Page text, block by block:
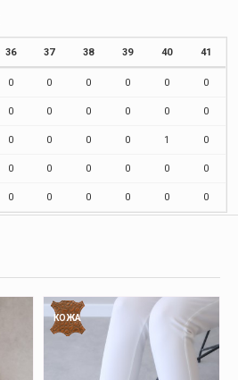
36 37 38 39 40 41
0 0 0 0 0 0
0 0 0 0 0 0
0 0 0 0 1 0
0 0 0 0 0 0
0 0 0 0 0 0
КОЖА